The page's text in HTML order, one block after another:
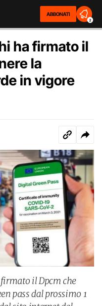
ABBONATI
2
ha firmato il
la
in vigore
il Dpcm che
pass dal prossimo 1